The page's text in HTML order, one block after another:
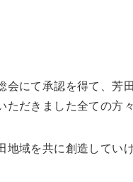
にて承認を得て、芳
だきました全ての方
域を共に創造してい